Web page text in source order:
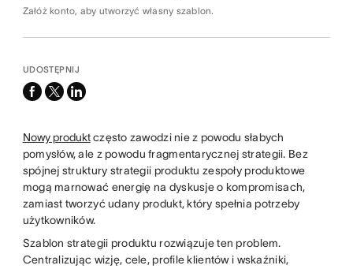
Załóż konto, aby utworzyć własny szablon.
UDOSTĘPNIJ
facebook
x-
linkedin
Nowy produktczęsto zawodzi nie z powodu słabych
pomysłów, ale z powodu fragmentarycznej strategii. Bez
spójnej struktury strategii produktu zespoły produktowe
mogą marnować energię na dyskusje o kompromisach,
zamiast tworzyć udany produkt, który spełnia potrzeby
użytkowników.
Szablon strategii produktu rozwiązuje ten problem.
Centralizując wizję, cele, profile klientów i wskaźniki,